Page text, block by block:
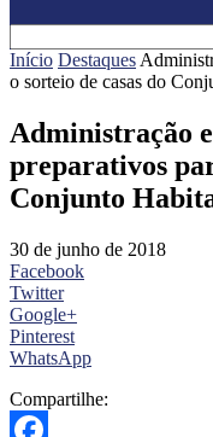
Início Destaques
o sorteio de casas do
Administração
preparativos
Conjunto
30 de junho de 2018
Facebook
Twitter
Google+
Pinterest
WhatsApp
Compartilhe: